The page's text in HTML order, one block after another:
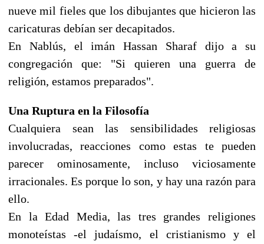
nueve mil fieles que los dibujantes que hicieron las
caricaturas debían ser decapitados.
En Nablús, el imán Hassan Sharaf dijo a su
congregación que: "Si quieren una guerra de
religión, estamos preparados".
Una Ruptura en la Filosofía
Cualquiera sean las sensibilidades religiosas
involucradas, reacciones como estas te pueden
parecer ominosamente, incluso viciosamente
irracionales. Es porque lo son, y hay una razón para
ello.
En la Edad Media, las tres grandes religiones
monoteístas -el judaísmo, el cristianismo y el